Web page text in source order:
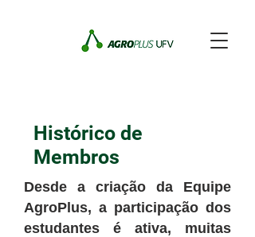
Histórico de
Membros
Desde a criação da Equipe
AgroPlus, a participação dos
estudantes é ativa, muitas